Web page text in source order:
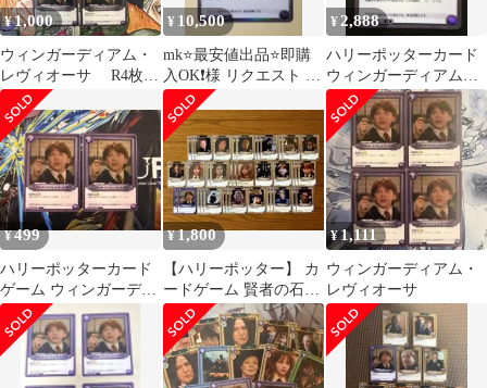
¥1,000
ウィンガーディアム・
レヴィオーサ R4枚
賢者の石 ハリーポッタ
ーカードゲーム
¥ 10,500
mk⭐️最安値出品⭐️即購
入OK❗️様 リクエスト 4
点 まとめ商品
¥ 2,888
ハリーポッターカード
ウィンガーディアム・
レヴィオーサ 032a Rパ
ラレル
¥499
ハリーポッターカード
ゲーム ウィンガーディ
アム・レビオーサ 2枚
セット
¥1,800
【ハリーポッター】 カ
ードゲーム 賢者の石
グリフィンドール 関連
セット
¥1,111
ウィンガーディアム・
レヴィオーサ